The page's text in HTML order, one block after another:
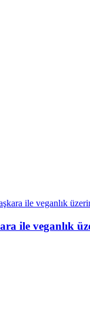
ile veganlık
ile veganlık